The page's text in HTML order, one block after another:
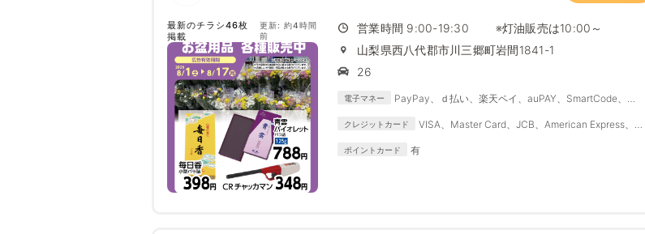
最新のチラシ46枚
掲載
更新: 約4時間
前
営業時間 9:00-19:30 ※灯油販売は10:00～
山梨県西八代郡市川三郷町岩間1841-1
26
電子マネー
PayPay、ｄ払い、楽天ペイ、auPAY、SmartCode、
クレジットカード
VISA、Master Card、JCB、American Express、
ポイントカード 有